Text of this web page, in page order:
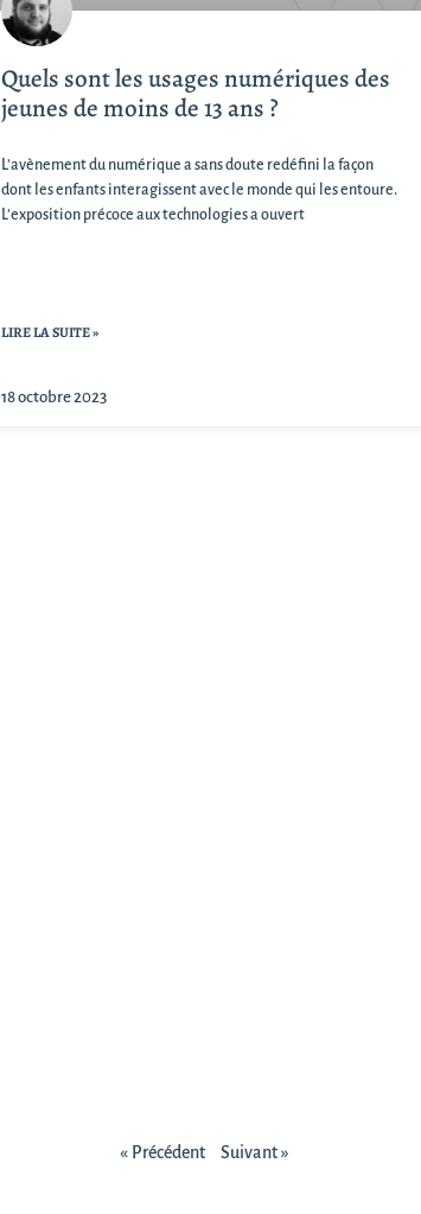
Quels sont les usages numériques des
jeunes de moins de 13 ans ?
L’avènement du numérique a sans doute redéfini la façon
dont les enfants interagissent avec le monde qui les entoure.
L’exposition précoce aux technologies a ouvert
LIRE LA SUITE »
18 octobre 2023
« Précédent Suivant »